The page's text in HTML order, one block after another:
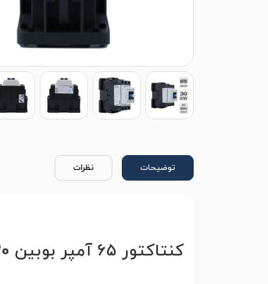
توضیحات نظرات
کنتاکتور 65 آمپر بوبین 220 ولت هیوندای مدل HGC65